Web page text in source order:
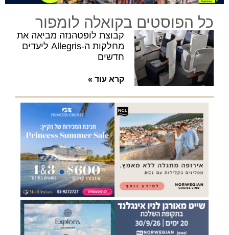
כל הפוסטים בקואלה לומפור
קבוצת לופטהנזה מביאה את
מחלקות ה-Allegris ליעדים
חדשים
קרא עוד »